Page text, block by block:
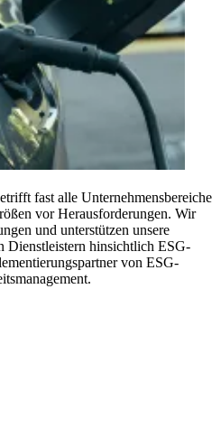
fast alle Unternehmensbereiche
vor Herausforderungen. Wir
und unterstützen unsere
Dienstleistern hinsichtlich ESG-
von ESG-